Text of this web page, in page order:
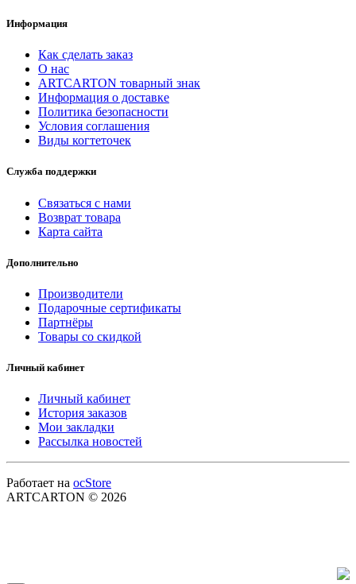
Информация
Как сделать заказ
О нас
ARTCARTON товарный знак
Информация о доставке
Политика безопасности
Условия соглашения
Виды когтеточек
Служба поддержки
Связаться с нами
Возврат товара
Карта сайта
Дополнительно
Производители
Подарочные сертификаты
Партнёры
Товары со скидкой
Личный кабинет
Личный кабинет
История заказов
Мои закладки
Рассылка новостей
Работает на ocStore
ARTCARTON © 2026